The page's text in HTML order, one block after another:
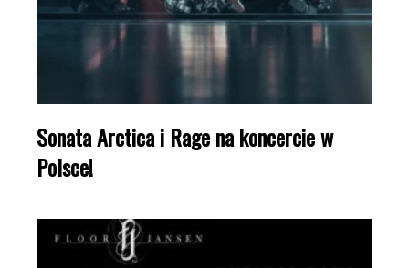
Sonata Arctica i Rage na koncercie w
Polsce!